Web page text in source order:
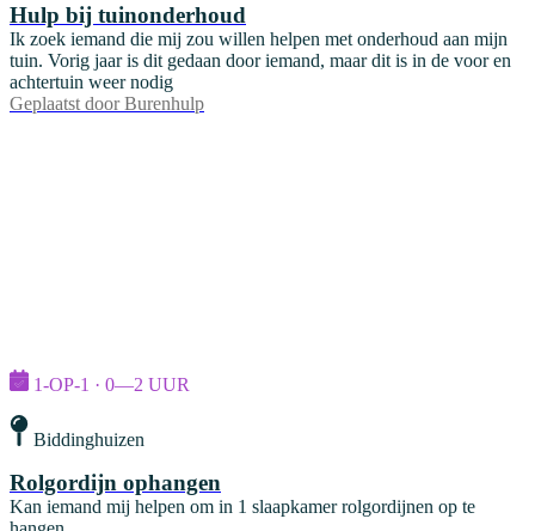
Hulp bij tuinonderhoud
Ik zoek iemand die mij zou willen helpen met onderhoud aan mijn
tuin. Vorig jaar is dit gedaan door iemand, maar dit is in de voor en
achtertuin weer nodig
Geplaatst door Burenhulp
1-OP-1 · 0—2 UUR
Biddinghuizen
Rolgordijn ophangen
Kan iemand mij helpen om in 1 slaapkamer rolgordijnen op te